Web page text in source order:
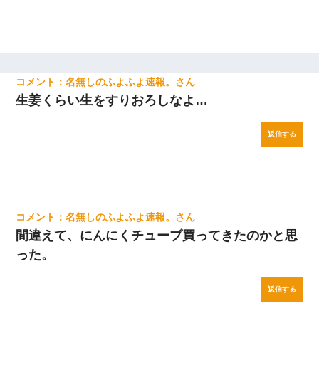
名無しのふよふよ速報。
生姜くらい生をすりおろしなよ…
返信する
名無しのふよふよ速報。
間違えて、にんにくチューブ買ってきたのかと思
った。
返信する